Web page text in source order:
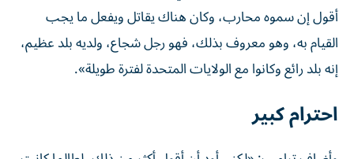
أقول إن سموه محارب، وكان هناك يقاتل ويفعل ما يجب
القيام به، وهو معروف بذلك، فهو رجل شجاع، ولديه بلد عظيم،
إنه بلد رائع وكانوا مع الولايات المتحدة لفترة طويلة».
احترام كبير